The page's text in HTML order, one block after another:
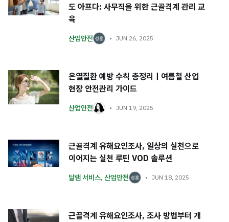
도 아프다: 사무직을 위한 근골격계 관리 교
육
산업안전 JUN 26, 2025
온열질환 예방 수칙 총정리｜여름철 산업
현장 안전관리 가이드
산업안전 JUN 19, 2025
근골격계 유해요인조사, 일상의 실천으로
이어지는 실천 루틴 VOD 솔루션
달램 서비스, 산업안전 JUN 18, 2025
근골격계 유해요인조사, 조사 방법부터 개